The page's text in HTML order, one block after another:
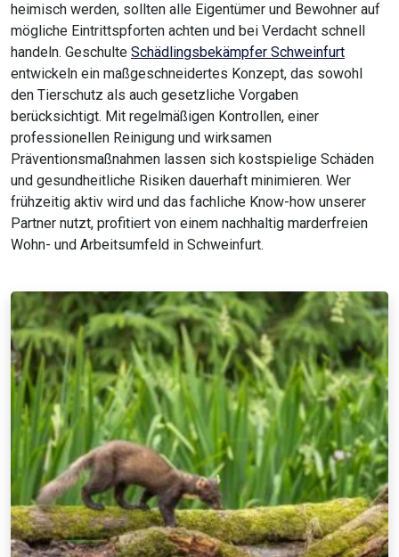
heimisch werden, sollten alle Eigentümer und Bewohner auf
mögliche Eintrittspforten achten und bei Verdacht schnell
handeln. Geschulte Schädlingsbekämpfer Schweinfurt
entwickeln ein maßgeschneidertes Konzept, das sowohl
den Tierschutz als auch gesetzliche Vorgaben
berücksichtigt. Mit regelmäßigen Kontrollen, einer
professionellen Reinigung und wirksamen
Präventionsmaßnahmen lassen sich kostspielige Schäden
und gesundheitliche Risiken dauerhaft minimieren. Wer
frühzeitig aktiv wird und das fachliche Know-how unserer
Partner nutzt, profitiert von einem nachhaltig marderfreien
Wohn- und Arbeitsumfeld in Schweinfurt.